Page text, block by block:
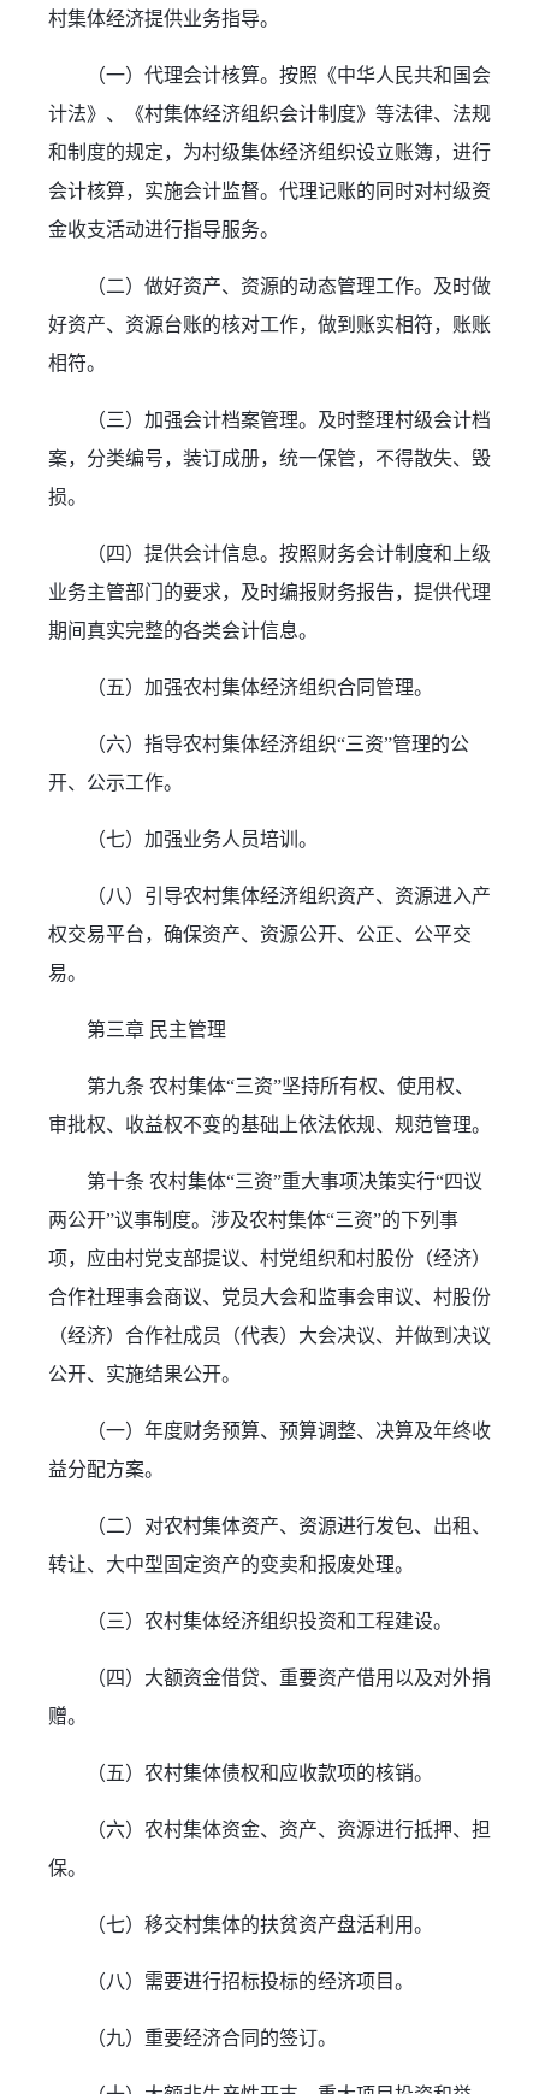
村集体经济提供业务指导。
（一）代理会计核算。按照《中华人民共和国会
计法》、《村集体经济组织会计制度》等法律、法规
和制度的规定，为村级集体经济组织设立账簿，进行
会计核算，实施会计监督。代理记账的同时对村级资
金收支活动进行指导服务。
（二）做好资产、资源的动态管理工作。及时做
好资产、资源台账的核对工作，做到账实相符，账账
相符。
（三）加强会计档案管理。及时整理村级会计档
案，分类编号，装订成册，统一保管，不得散失、毁
损。
（四）提供会计信息。按照财务会计制度和上级
业务主管部门的要求，及时编报财务报告，提供代理
期间真实完整的各类会计信息。
（五）加强农村集体经济组织合同管理。
（六）指导农村集体经济组织“三资”管理的公
开、公示工作。
（七）加强业务人员培训。
（八）引导农村集体经济组织资产、资源进入产
权交易平台，确保资产、资源公开、公正、公平交
易。
第三章 民主管理
第九条 农村集体“三资”坚持所有权、使用权、
审批权、收益权不变的基础上依法依规、规范管理。
第十条 农村集体“三资”重大事项决策实行“四议
两公开”议事制度。涉及农村集体“三资”的下列事
项，应由村党支部提议、村党组织和村股份（经济）
合作社理事会商议、党员大会和监事会审议、村股份
（经济）合作社成员（代表）大会决议、并做到决议
公开、实施结果公开。
（一）年度财务预算、预算调整、决算及年终收
益分配方案。
（二）对农村集体资产、资源进行发包、出租、
转让、大中型固定资产的变卖和报废处理。
（三）农村集体经济组织投资和工程建设。
（四）大额资金借贷、重要资产借用以及对外捐
赠。
（五）农村集体债权和应收款项的核销。
（六）农村集体资金、资产、资源进行抵押、担
保。
（七）移交村集体的扶贫资产盘活利用。
（八）需要进行招标投标的经济项目。
（九）重要经济合同的签订。